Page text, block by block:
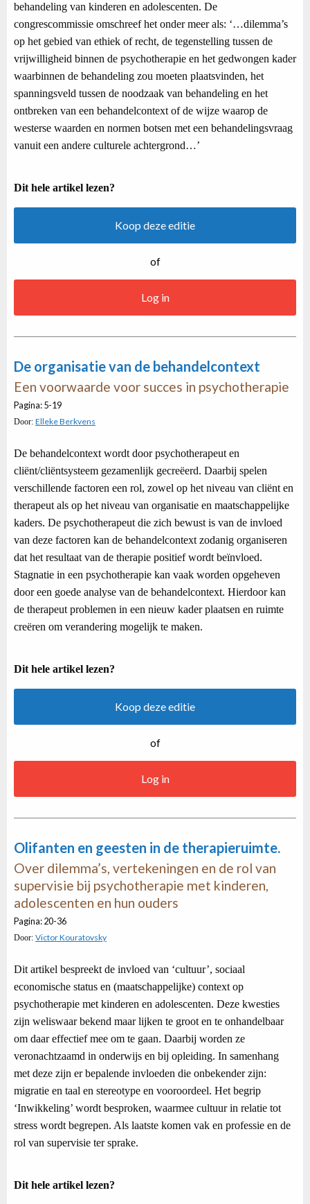
behandeling van kinderen en adolescenten. De
congrescommissie omschreef het onder meer als: ‘…dilemma’s
op het gebied van ethiek of recht, de tegenstelling tussen de
vrijwilligheid binnen de psychotherapie en het gedwongen kader
waarbinnen de behandeling zou moeten plaatsvinden, het
spanningsveld tussen de noodzaak van behandeling en het
ontbreken van een behandelcontext of de wijze waarop de
westerse waarden en normen botsen met een behandelingsvraag
vanuit een andere culturele achtergrond…’
Dit hele artikel lezen?
Koop deze editie
of
Log in
De organisatie van de behandelcontext
Een voorwaarde voor succes in psychotherapie
Pagina: 5-19
Door: Elleke Berkvens
De behandelcontext wordt door psychotherapeut en
cliënt/cliëntsysteem gezamenlijk gecreëerd. Daarbij spelen
verschillende factoren een rol, zowel op het niveau van cliënt en
therapeut als op het niveau van organisatie en maatschappelijke
kaders. De psychotherapeut die zich bewust is van de invloed
van deze factoren kan de behandelcontext zodanig organiseren
dat het resultaat van de therapie positief wordt beïnvloed.
Stagnatie in een psychotherapie kan vaak worden opgeheven
door een goede analyse van de behandelcontext. Hierdoor kan
de therapeut problemen in een nieuw kader plaatsen en ruimte
creëren om verandering mogelijk te maken.
Dit hele artikel lezen?
Koop deze editie
of
Log in
Olifanten en geesten in de therapieruimte.
Over dilemma’s, vertekeningen en de rol van
supervisie bij psychotherapie met kinderen,
adolescenten en hun ouders
Pagina: 20-36
Door: Victor Kouratovsky
Dit artikel bespreekt de invloed van ‘cultuur’, sociaal
economische status en (maatschappelijke) context op
psychotherapie met kinderen en adolescenten. Deze kwesties
zijn weliswaar bekend maar lijken te groot en te onhandelbaar
om daar effectief mee om te gaan. Daarbij worden ze
veronachtzaamd in onderwijs en bij opleiding. In samenhang
met deze zijn er bepalende invloeden die onbekender zijn:
migratie en taal en stereotype en vooroordeel. Het begrip
‘Inwikkeling’ wordt besproken, waarmee cultuur in relatie tot
stress wordt begrepen. Als laatste komen vak en professie en de
rol van supervisie ter sprake.
Dit hele artikel lezen?